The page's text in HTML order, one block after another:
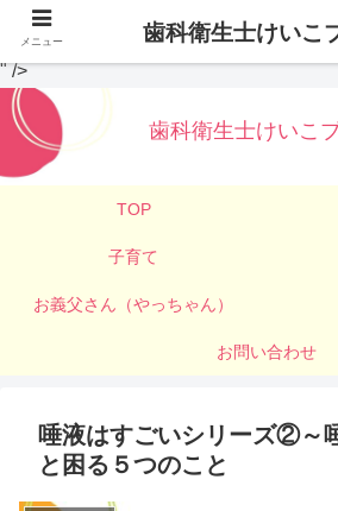
" />
歯科衛生士けいこ
TOP
子育て
お義父さん（やっちゃん）
お問い合わせ
唾液はすごいシリーズ②～
と困る５つのこと
メニュー 歯科衛生士けいこ